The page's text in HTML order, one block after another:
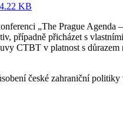
KB
„The Prague
případně přicházet s
CTBT v platnost s
české zahraniční